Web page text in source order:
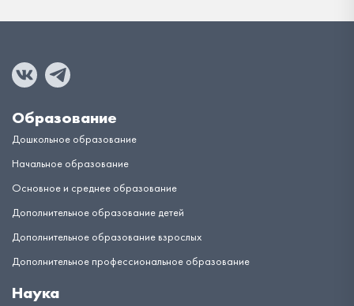
Образование
Дошкольное образование
Начальное образование
Основное и среднее образование
Дополнительное образование детей
Дополнительное образование взрослых
Дополнительное профессиональное образование
Наука